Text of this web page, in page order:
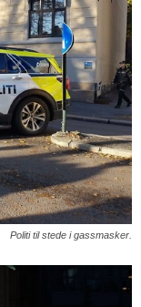
Politi til stede i gassmasker.